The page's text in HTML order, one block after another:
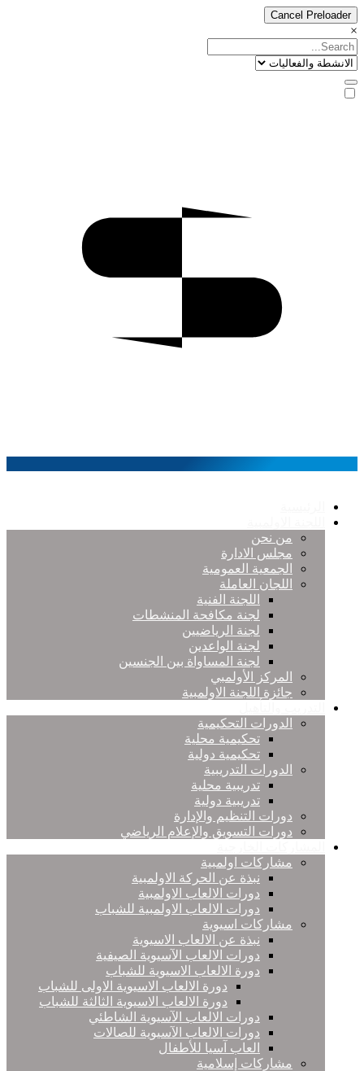
Cancel Preloader
×
من نحن
مجلس الادارة
الجمعية العمومية
اللجان العاملة
اللجنة الفنية
لجنة مكافحة المنشطات
لجنة الرياضيين
لجنة الواعدين
لجنة المساواة بين الجنسين
المركز الأولمبي
جائزة اللجنة الاولمبية
الدورات التحكيمية
تحكيمية محلية
تحكيمية دولية
الدورات التدريبية
تدريبية محلية
تدريبية دولية
دورات التنظيم والإدارة
دورات التسويق والإعلام الرياضي
مشاركات اولمبية
نبذة عن الحركة الاولمبية
دورات الالعاب الاولمبية
دورات الالعاب الاولمبية للشباب
مشاركات اسيوية
نبذة عن الالعاب الاسيوية
دورات الالعاب الآسيوية الصيفية
دورة الالعاب الاسيوية للشباب
دورة الالعاب الاسيوية الاولى للشباب
دورة الالعاب الاسيوية الثالثة للشباب
دورات الالعاب الآسيوية الشاطئي
دورات الالعاب الآسيوية للصالات
العاب آسيا للأطفال
مشاركات إسلامية